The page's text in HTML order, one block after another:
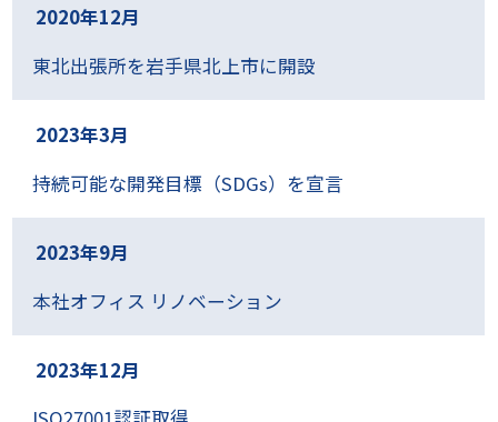
2020年12月
東北出張所を岩手県北上市に開設
2023年3月
持続可能な開発目標（SDGs）を宣言
2023年9月
本社オフィス リノベーション
2023年12月